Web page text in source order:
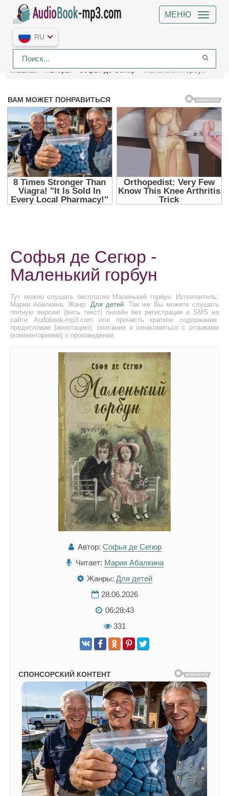
МЕНЮ
RU
Главная Авторы Софья де Сегюр Маленький горбун
Софья де Сегюр -
Маленький горбун
Тут можно слушать бесплатно Маленький горбун. Исполнитель:
Мария Абалкина, Жанр: Для детей. Так же Вы можете слушать
полную версию (весь текст) онлайн без регистрации и SMS на
сайте Audobook-mp3.com или прочесть краткое содержание,
предисловие (аннотацию), описание и ознакомиться с отзывами
(комментариями) о произведении.
Автор: Софья де Сегюр
Читает: Мария Абалкина
Жанры: Для детей
28.06.2026
06:28:43
331